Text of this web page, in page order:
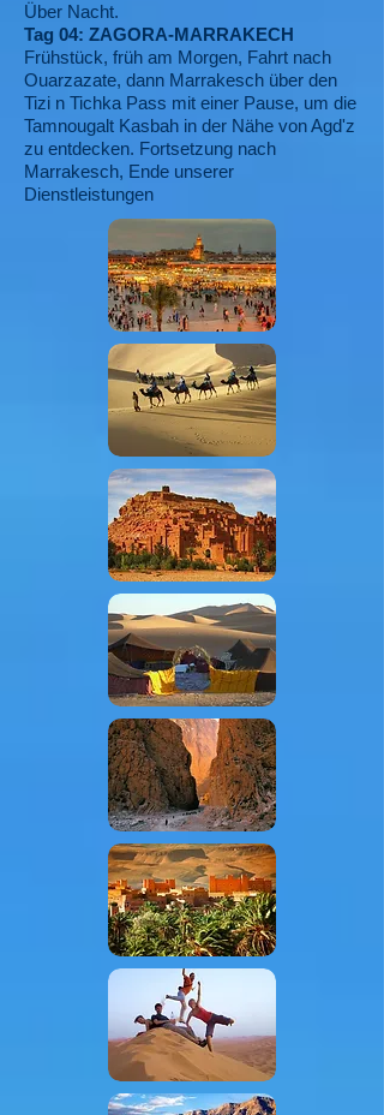
Über Nacht.
Tag 04: ZAGORA-MARRAKECH
Frühstück, früh am Morgen, Fahrt nach
Ouarzazate, dann Marrakesch über den
Tizi n Tichka Pass mit einer Pause, um die
Tamnougalt Kasbah in der Nähe von Agd'z
zu entdecken. Fortsetzung nach
Marrakesch, Ende unserer
Dienstleistungen